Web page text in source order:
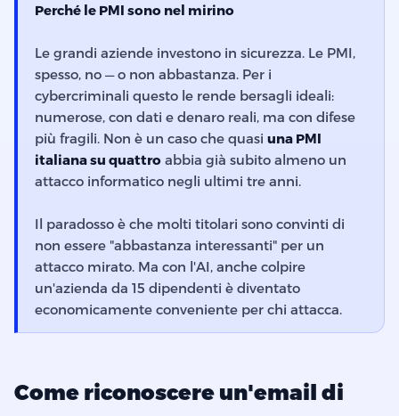
Perché le PMI sono nel mirino
Le grandi aziende investono in sicurezza. Le PMI,
spesso, no — o non abbastanza. Per i
cybercriminali questo le rende bersagli ideali:
numerose, con dati e denaro reali, ma con difese
più fragili. Non è un caso che quasiuna PMI
italiana su quattro abbia già subito almeno un
attacco informatico negli ultimi tre anni.
Il paradosso è che molti titolari sono convinti di
non essere "abbastanza interessanti" per un
attacco mirato. Ma con l'AI, anche colpire
un'azienda da 15 dipendenti è diventato
economicamente conveniente per chi attacca.
Come riconoscere un'email di